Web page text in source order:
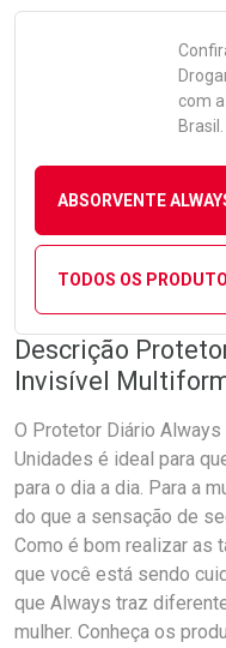
com
Brasil.
ABSORVENTE
TODOS OS
Descrição
Invisível
O Protetor Diário
Unidades é ideal para
para o dia a dia. Para a
do que a sensação de
Como é bom realizar as
que você está sendo
que Always traz
mulher. Conheça os